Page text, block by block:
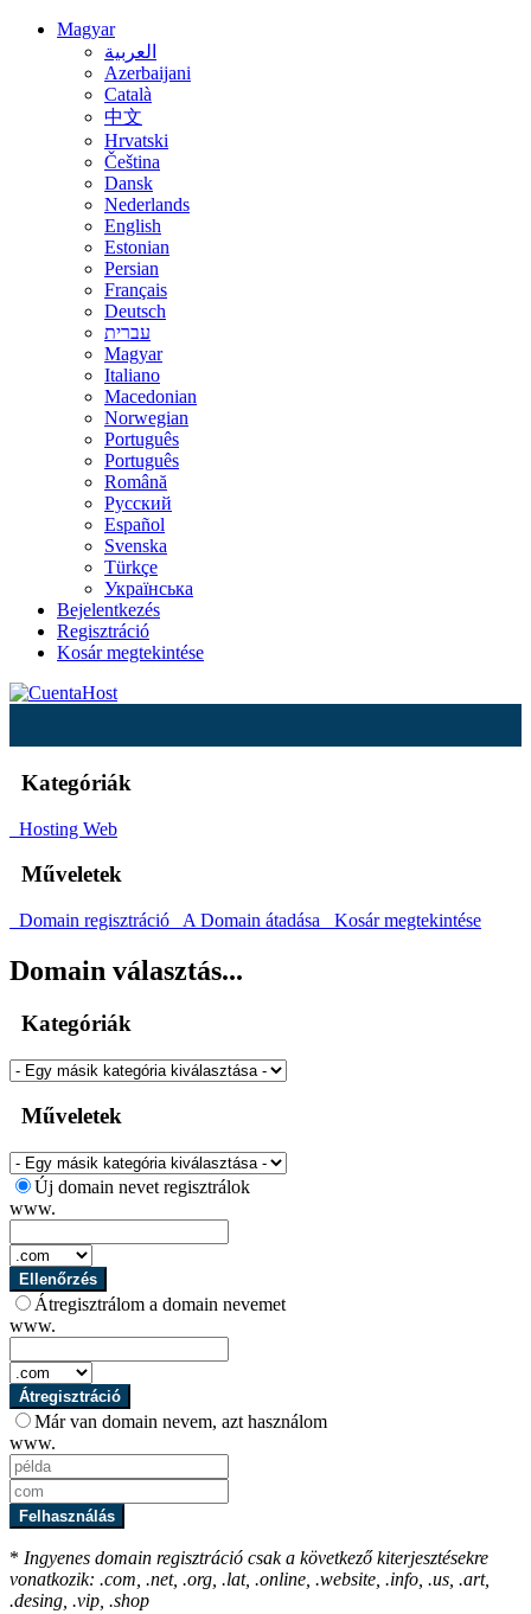
Magyar
العربية
Azerbaijani
Català
中文
Hrvatski
Čeština
Dansk
Nederlands
English
Estonian
Persian
Français
Deutsch
עברית
Magyar
Italiano
Macedonian
Norwegian
Português
Português
Română
Русский
Español
Svenska
Türkçe
Українська
Bejelentkezés
Regisztráció
Kosár megtekintése
Kategóriák
Hosting Web
Műveletek
Domain regisztráció A Domain átadása Kosár megtekintése
Domain választás...
Kategóriák
Műveletek
Új domain nevet regisztrálok
www.
Ellenőrzés
Átregisztrálom a domain nevemet
www.
Átregisztráció
Már van domain nevem, azt használom
www.
Felhasználás
* Ingyenes domain regisztráció csak a következő kiterjesztésekre
vonatkozik: .com, .net, .org, .lat, .online, .website, .info, .us, .art,
.desing, .vip, .shop